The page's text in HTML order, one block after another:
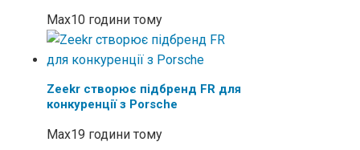
Max10 години тому
Zeekr створює підбренд FR для
конкуренції з Porsche
Max19 години тому